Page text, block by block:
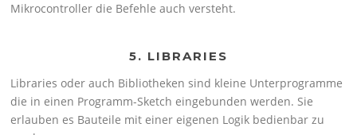
Mikrocontroller die Befehle auch versteht.
5. LIBRARIES
Libraries oder auch Bibliotheken sind kleine Unterprogramme
die in einen Programm-Sketch eingebunden werden. Sie
erlauben es Bauteile mit einer eigenen Logik bedienbar zu